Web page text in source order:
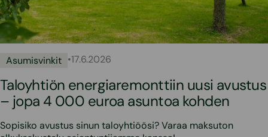
Asumisvinkit •17.6.2026
Taloyhtiön energiaremonttiin uusi avustus
– jopa 4 000 euroa asuntoa kohden
Sopisiko avustus sinun taloyhtiöösi? Varaa maksuton